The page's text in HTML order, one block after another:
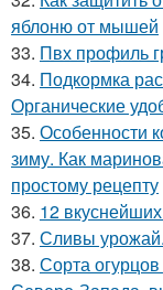
яблоню от мышей
33. Пвх профиль
34. Подкормка
Органические
35. Особенности
зиму. Как
простому рецепту
36. 12
37. Сливы
38. Сорта